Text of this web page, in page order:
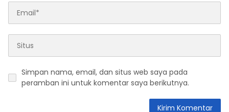
Simpan nama, email, dan situs web saya pada
peramban ini untuk komentar saya berikutnya.